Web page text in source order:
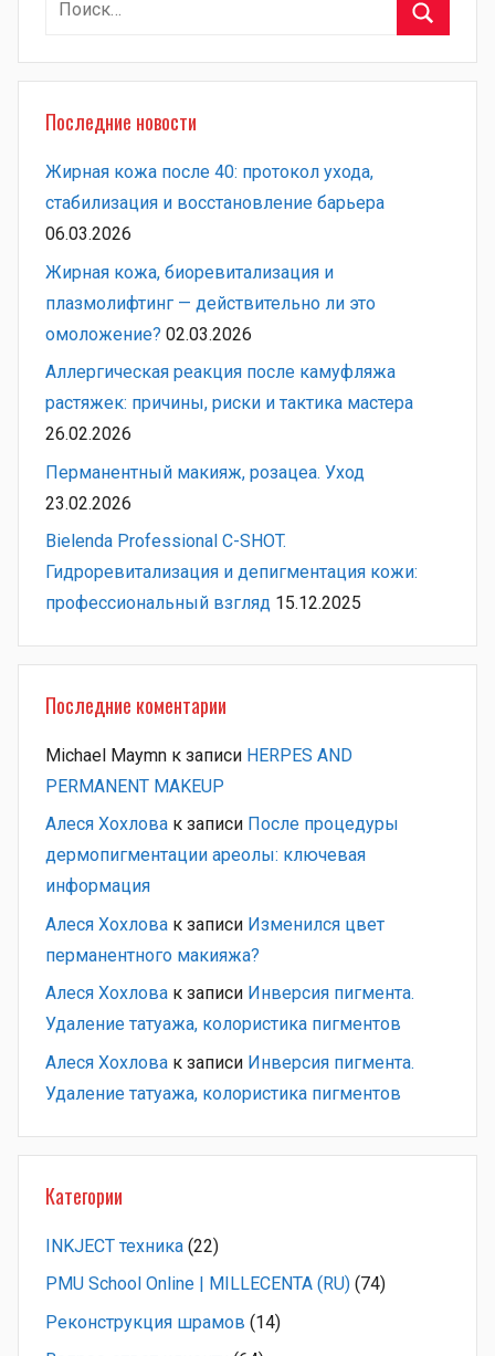
Последние новости
Жирная кожа после 40: протокол ухода,
стабилизация и восстановление барьера
06.03.2026
Жирная кожа, биоревитализация и
плазмолифтинг — действительно ли это
омоложение? 02.03.2026
Аллергическая реакция после камуфляжа
растяжек: причины, риски и тактика мастера
26.02.2026
Перманентный макияж, розацеа. Уход
23.02.2026
Bielenda Professional C-SHOT.
Гидроревитализация и депигментация кожи:
профессиональный взгляд 15.12.2025
Последние коментарии
Michael Maymn к записи HERPES AND
PERMANENT MAKEUP
Алеся Хохлова к записи После процедуры
дермопигментации ареолы: ключевая
информация
Алеся Хохлова к записи Изменился цвет
перманентного макияжа?
Алеся Хохлова к записи Инверсия пигмента.
Удаление татуажа, колористика пигментов
Алеся Хохлова к записи Инверсия пигмента.
Удаление татуажа, колористика пигментов
Категории
INKJECT техника (22)
PMU School Online | MILLECENTA (RU) (74)
Pеконструкция шрамов (14)